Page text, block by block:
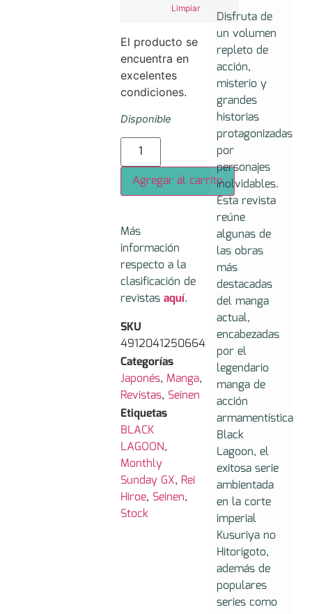
Limpiar
El producto se
encuentra en
excelentes
condiciones.
Disponible
Agregar al carrito
Más
información
respecto a la
clasificación de
revistas aquí.
SKU
4912041250664
Categorías
Japonés, Manga,
Revistas, Seinen
Etiquetas
BLACK
LAGOON,
Monthly
Sunday GX, Rei
Hiroe, Seinen,
Stock
Disfruta de
un volumen
repleto de
acción,
misterio y
grandes
historias
protagonizadas
por
personajes
inolvidables.
Esta revista
reúne
algunas de
las obras
más
destacadas
del manga
actual,
encabezadas
por el
legendario
manga de
acción
armamentística
Black
Lagoon, el
exitosa serie
ambientada
en la corte
imperial
Kusuriya no
Hitorigoto,
además de
populares
series como